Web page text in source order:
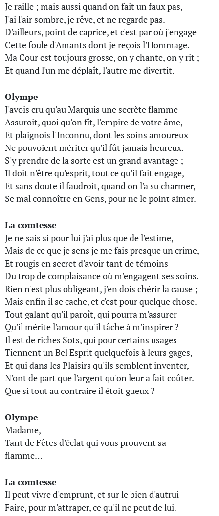
Je raille ; mais aussi quand on fait un faux pas,
J'ai l'air sombre, je rêve, et ne regarde pas.
D'ailleurs, point de caprice, et c'est par où j'engage
Cette foule d'Amants dont je reçois l'Hommage.
Ma Cour est toujours grosse, on y chante, on y rit ;
Et quand l'un me déplaît, l'autre me divertit.
Olympe
J'avois cru qu'au Marquis une secrète flamme
Assuroit, quoi qu'on fît, l'empire de votre âme,
Et plaignois l'Inconnu, dont les soins amoureux
Ne pouvoient mériter qu'il fût jamais heureux.
S'y prendre de la sorte est un grand avantage ;
Il doit n'être qu'esprit, tout ce qu'il fait engage,
Et sans doute il faudroit, quand on l'a su charmer,
Se mal connoître en Gens, pour ne le point aimer.
La comtesse
Je ne sais si pour lui j'ai plus que de l'estime,
Mais de ce que je sens je me fais presque un crime,
Et rougis en secret d'avoir tant de témoins
Du trop de complaisance où m'engagent ses soins.
Rien n'est plus obligeant, j'en dois chérir la cause ;
Mais enfin il se cache, et c'est pour quelque chose.
Tout galant qu'il paroît, qui pourra m'assurer
Qu'il mérite l'amour qu'il tâche à m'inspirer ?
Il est de riches Sots, qui pour certains usages
Tiennent un Bel Esprit quelquefois à leurs gages,
Et qui dans les Plaisirs qu'ils semblent inventer,
N'ont de part que l'argent qu'on leur a fait coûter.
Que si tout au contraire il étoit gueux ?
Olympe
Madame,
Tant de Fêtes d'éclat qui vous prouvent sa
flamme…
La comtesse
Il peut vivre d'emprunt, et sur le bien d'autrui
Faire, pour m'attraper, ce qu'il ne peut de lui.